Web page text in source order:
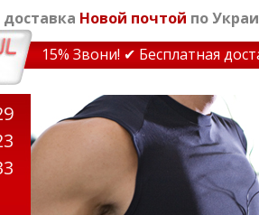
Новой почтой по
15% Звони! ✔ Бесплатная